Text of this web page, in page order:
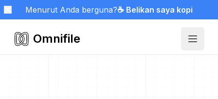
Menurut Anda berguna?☕ Belikan saya kopi
Omnifile